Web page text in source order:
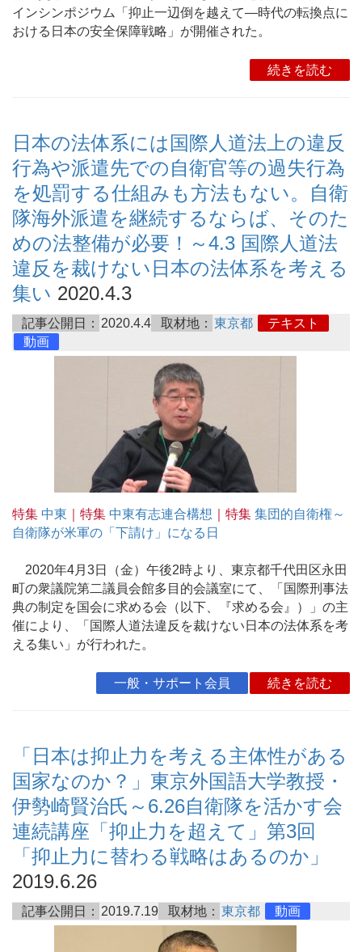
インシンポジウム「抑止一辺倒を越えて―時代の転換点に
おける日本の安全保障戦略」が開催された。
続きを読む
日本の法体系には国際人道法上の違反
行為や派遣先での自衛官等の過失行為
を処罰する仕組みも方法もない。自衛
隊海外派遣を継続するならば、そのた
めの法整備が必要！～4.3 国際人道法
違反を裁けない日本の法体系を考える
集い 2020.4.3
記事公開日： 2020.4.4 取材地： 東京都
テキスト
動画
特集 中東 ｜特集 中東有志連合構想 ｜特集 集団的自衛権～
自衛隊が米軍の「下請け」になる日
2020年4月3日（金）午後2時より、東京都千代田区永田
町の衆議院第二議員会館多目的会議室にて、「国際刑事法
典の制定を国会に求める会（以下、『求める会』）」の主
催により、「国際人道法違反を裁けない日本の法体系を考
える集い」が行われた。
一般・サポート会員 続きを読む
「日本は抑止力を考える主体性がある
国家なのか？」東京外国語大学教授・
伊勢崎賢治氏～6.26自衛隊を活かす会
連続講座「抑止力を超えて」第3回
「抑止力に替わる戦略はあるのか」
2019.6.26
記事公開日： 2019.7.19 取材地： 東京都 動画